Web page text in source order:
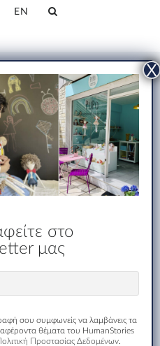
EN
ένα
μία
η
Όλες
Κόσμου
στο
μας
σου συμφωνείς να λαμβάνεις τα
θέματα του HumanStories
Προστασίας Δεδομένων